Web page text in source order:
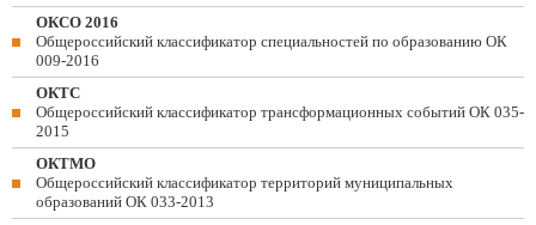
ОКСО 2016
Общероссийский классификатор специальностей по образованию ОК
009-2016
ОКТС
Общероссийский классификатор трансформационных событий ОК 035-
2015
ОКТМО
Общероссийский классификатор территорий муниципальных
образований ОК 033-2013